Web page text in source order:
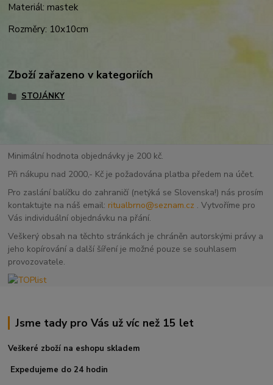
Materiál: mastek
Rozměry: 10x10cm
Zboží zařazeno v kategoriích
STOJÁNKY
Minimální hodnota objednávky je 200 kč.
Při nákupu nad 2000,- Kč je požadována platba předem na účet.
Pro zaslání balíčku do zahraničí (netýká se Slovenska!) nás prosím
kontaktujte na náš email: ritualbrno@seznam.cz . Vytvoříme pro
Vás individuální objednávku na přání.
Veškerý obsah na těchto stránkách je chráněn autorskými právy a
jeho kopírování a další šíření je možné pouze se souhlasem
provozovatele.
Jsme tady pro Vás už víc než 15 let
Veškeré zboží na eshopu skladem
Expedujeme do 24 hodin